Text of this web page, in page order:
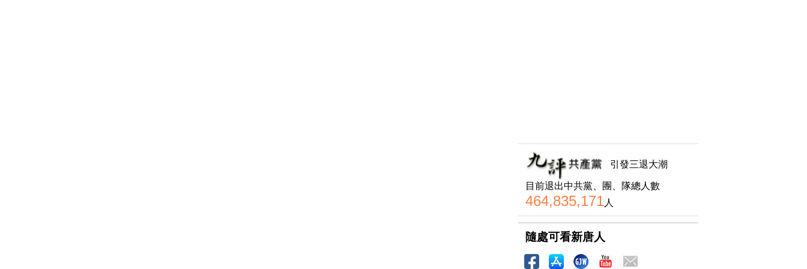
引發三退大潮
目前退出中共黨、團、隊總人數
464,835,171人
隨處可看新唐人